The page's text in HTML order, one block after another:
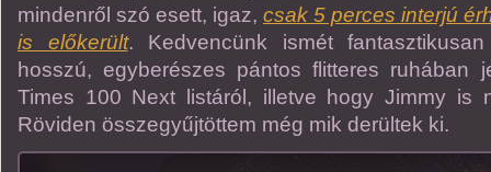
mindenről szó esett, igaz, csak 5 perces interjú
is előkerült. Kedvencünk ismét
hosszú, egyberészes pántos flitteres ruhában
Times 100 Next listáról, illetve hogy Jimmy is
Röviden összegyűjtöttem még mik derültek ki.